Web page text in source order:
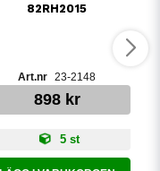
82RH2015
23-2148
898 kr
5 st